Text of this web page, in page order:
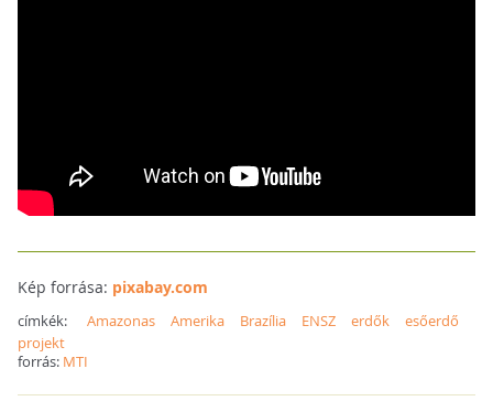
Kép forrása: pixabay.com
címkék: Amazonas Amerika Brazília ENSZ erdők
esőerdő
projekt
forrás: MTI